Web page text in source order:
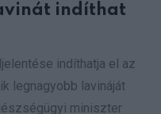
indíthat
indíthatja el az
legnagyobb lavináját
miniszter